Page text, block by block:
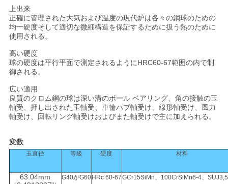
上出来
正確に管理された大気および温度の現代炉は各々の鋼球のための
均一硬度そして適切な微細構造を保証するために扱う熱のために
使用される。
高い硬度
球の硬度は平行平面で測定されるようにHRC60-67範囲の内で制
御される。
広い適用
良質のクロム鋼の球は深い溝のボール ベアリング、角の接触の玉
軸受、押し出された玉軸受、車輪ハブ軸受け、線形軸受け、風力
軸受け、回転リング軸受けおよびまた軸受けで主に加えられる。
変数
玉直径 等級 硬度 材料
63.04mm
G40かG60 HRc 60-67GCr15SiMn、100CrSiMn6-4、